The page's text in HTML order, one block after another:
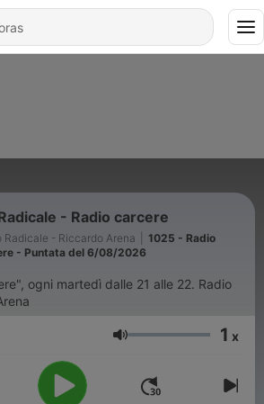
- Radio carcere
Radicale - Riccardo Arena
1025 - Radio
- Puntata del 6/08/2026
ogni martedì dalle 21 alle 22. Radio
Volumen 1 x